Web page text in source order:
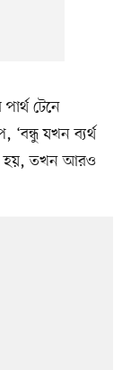
টেনে
‘বন্ধু যখন ব্যর্থ
হয়, তখন আরও